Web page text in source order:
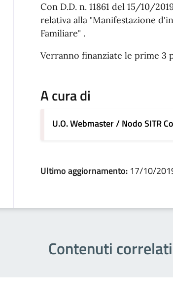
Con D.D. n. 11861 del 15/10/
relativa alla "Manifestazione
Familiare" .
Verranno finanziate le prime
A cura di
U.O. Webmaster / Nodo SITR
Ultimo aggiornamento: 17/10/
Contenuti correlati